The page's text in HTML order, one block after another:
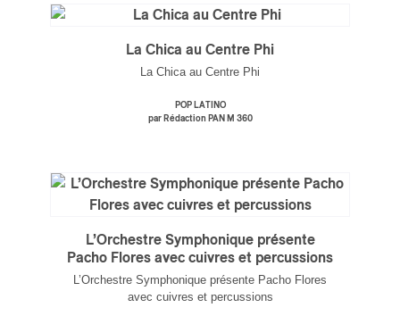
La Chica au Centre Phi
La Chica au Centre Phi
POP LATINO
par Rédaction PAN M 360
L’Orchestre Symphonique présente
Pacho Flores avec cuivres et percussions
L’Orchestre Symphonique présente Pacho Flores
avec cuivres et percussions